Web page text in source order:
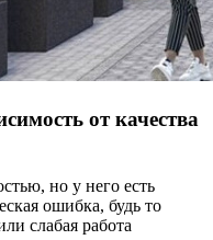
от качества
но у него есть
ошибка, будь то
слабая работа